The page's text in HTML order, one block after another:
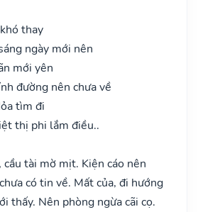
thay
ngày mới nên
mới yên
đường nên chưa về
tìm đi
thị phi lắm điều..
tài mờ mịt. Kiện cáo nên
có tin về. Mất của, đi hướng
thấy. Nên phòng ngừa cãi cọ.